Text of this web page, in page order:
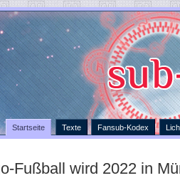
Startseite Texte Fansub-Kodex
Fußball wird 2022 in